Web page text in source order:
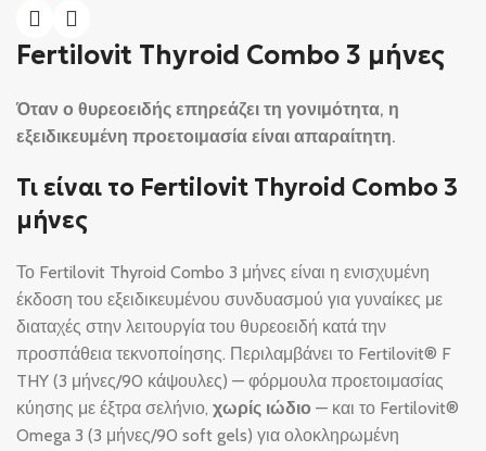
Fertilovit Thyroid Combo 3 μήνες
Όταν ο θυρεοειδής επηρεάζει τη γονιμότητα, η
εξειδικευμένη προετοιμασία είναι απαραίτητη.
Τι είναι το Fertilovit Thyroid Combo 3
μήνες
Το Fertilovit Thyroid Combo 3 μήνες είναι η ενισχυμένη
έκδοση του εξειδικευμένου συνδυασμού για γυναίκες με
διαταχές στην λειτουργία του θυρεοειδή κατά την
προσπάθεια τεκνοποίησης. Περιλαμβάνει το Fertilovit® F
THY (3 μήνες/90 κάψουλες) — φόρμουλα προετοιμασίας
κύησης με έξτρα σελήνιο, χωρίς ιώδιο — και το Fertilovit®
Omega 3 (3 μήνες/90 soft gels) για ολοκληρωμένη